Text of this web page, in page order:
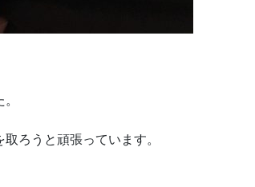
ろうと頑張っています。